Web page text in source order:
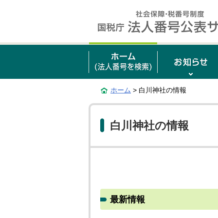
ホーム > 白川神社の情報
白川神社の情報
最新情報